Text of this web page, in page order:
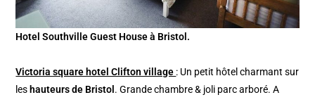
Hotel Southville Guest House à Bristol.
Victoria square hotel Clifton village : Un petit hôtel charmant sur
les hauteurs de Bristol . Grande chambre & joli parc arboré. A